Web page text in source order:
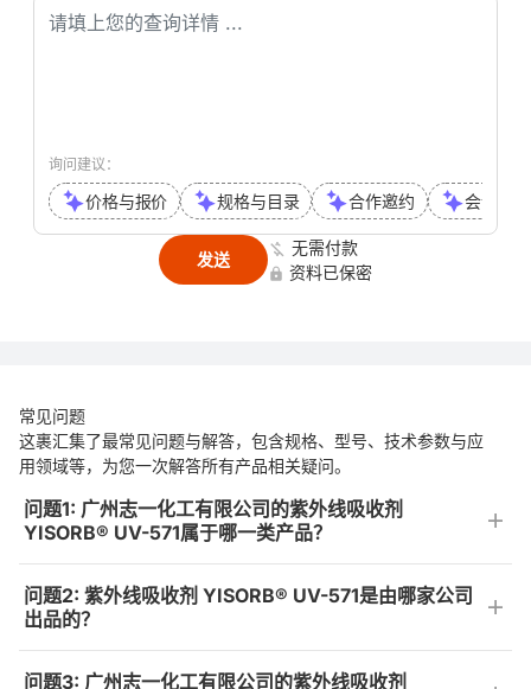
询问建议：
价格与报价 规格与目录 合作邀约 会议或
发送
无需付款
资料已保密
常见问题
这裹汇集了最常见问题与解答，包含规格、型号、技术参数与应
用领域等，为您一次解答所有产品相关疑问。
问题1: 广州志一化工有限公司的紫外线吸收剂
YISORB® UV-571属于哪一类产品？
问题2: 紫外线吸收剂 YISORB® UV-571是由哪家公司
出品的？
问题3: 广州志一化工有限公司的紫外线吸收剂